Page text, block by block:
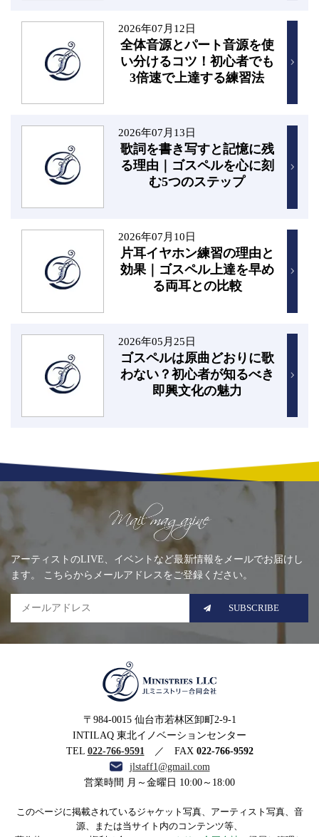
2026年07月12日
全体音源とパート音源を使
い分けるコツ！初心者でも
3倍速で上達する練習法
2026年07月13日
歌詞を書き写すと記憶に残
る理由｜ゴスペルを心に刻
む5つのステップ
2026年07月10日
片耳イヤホン練習の理由と
効果｜ゴスペル上達を早め
る両耳との比較
2026年05月25日
ゴスペルは原曲どおりに歌
わない？初心者が知るべき
即興文化の魅力
アーティストのLIVE、イベントなど最新情報をメールでお届けし
ます。 こちらからメールアドレスをご登録ください。
SUBSCRIBE
ストリー合同会社
〒984-0015 仙台市若林区卸町2-9-1
INTILAQ 東北イノベーションセンター
TEL 022-766-9591 ／ FAX 022-766-9592
jlstaff1@gmail.com
営業時間 月～金曜日 10:00～18:00
このページに掲載されているジャケット写真、アーティスト写真、音
源、または当サイト内のコンテンツ等、